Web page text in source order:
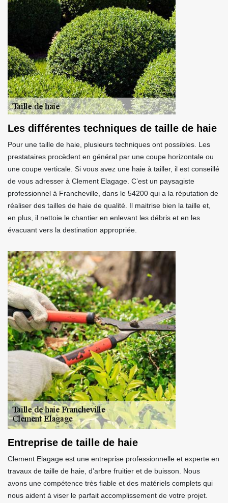
Les différentes techniques de taille de haie
Pour une taille de haie, plusieurs techniques ont possibles. Les
prestataires procèdent en général par une coupe horizontale ou
une coupe verticale. Si vous avez une haie à tailler, il est conseillé
de vous adresser à Clement Elagage. C’est un paysagiste
professionnel à Francheville, dans le 54200 qui a la réputation de
réaliser des tailles de haie de qualité. Il maitrise bien la taille et,
en plus, il nettoie le chantier en enlevant les débris et en les
évacuant vers la destination appropriée.
Entreprise de taille de haie
Clement Elagage est une entreprise professionnelle et experte en
travaux de taille de haie, d’arbre fruitier et de buisson. Nous
avons une compétence très fiable et des matériels complets qui
nous aident à viser le parfait accomplissement de votre projet.